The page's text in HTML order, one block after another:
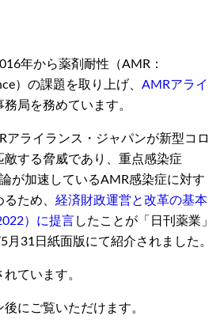
年から薬剤耐性（AMR：
）の課題を取り上げ、AMRアライ
務局を務めています。
アライランス・ジャパンが新型コロ
する脅威であり、重点感染症
が加速しているAMR感染症に対す
るため、経済財政運営と改革の基本
）に提言したことが「日刊薬業」
月31日紙面版にて紹介されました。
ています。
にご覧いただけます。